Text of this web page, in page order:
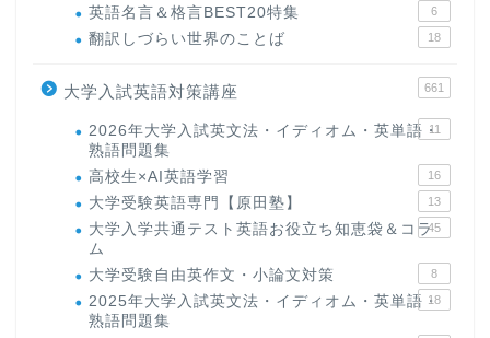
英語名言＆格言BEST20特集 6
翻訳しづらい世界のことば 18
大学入試英語対策講座 661
2026年大学入試英文法・イディオム・英単語・
熟語問題集
11
高校生×AI英語学習 16
大学受験英語専門【原田塾】 13
大学入学共通テスト英語お役立ち知恵袋＆コラ
ム
45
大学受験自由英作文・小論文対策 8
2025年大学入試英文法・イディオム・英単語・
熟語問題集
18